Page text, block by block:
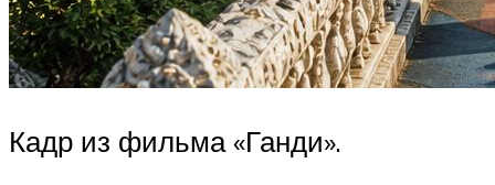
Кадр из фильма «Ганди».